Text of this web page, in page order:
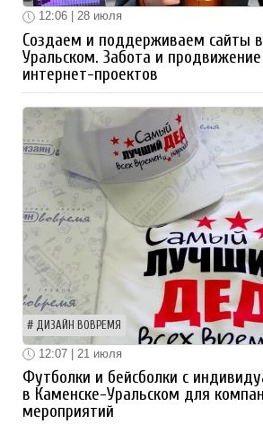
12:06 | 28 июля
Создаем и поддерживаем сайты
Уральском. Забота и
интернет-проектов
ДИЗАЙН ВОВРЕМЯ
12:07 | 21 июля
Футболки и бейсболки с
в Каменске-Уральском для
мероприятий